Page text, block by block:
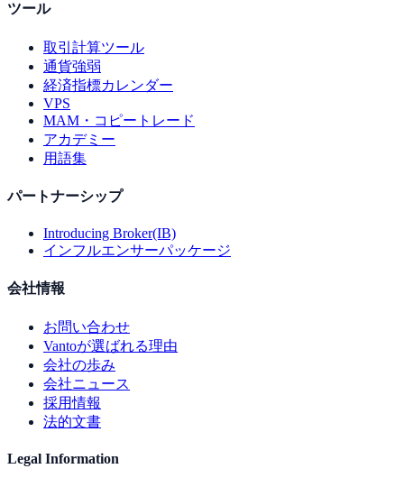
ツール
取引計算ツール
通貨強弱
経済指標カレンダー
VPS
MAM・コピートレード
アカデミー
用語集
パートナーシップ
Introducing Broker(IB)
インフルエンサーパッケージ
会社情報
お問い合わせ
Vantoが選ばれる理由
会社の歩み
会社ニュース
採用情報
法的文書
Legal Information